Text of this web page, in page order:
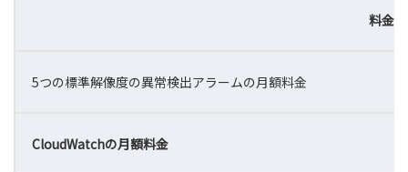
料金
5つの標準解像度の異常検出アラームの月額料金
CloudWatchの月額料金